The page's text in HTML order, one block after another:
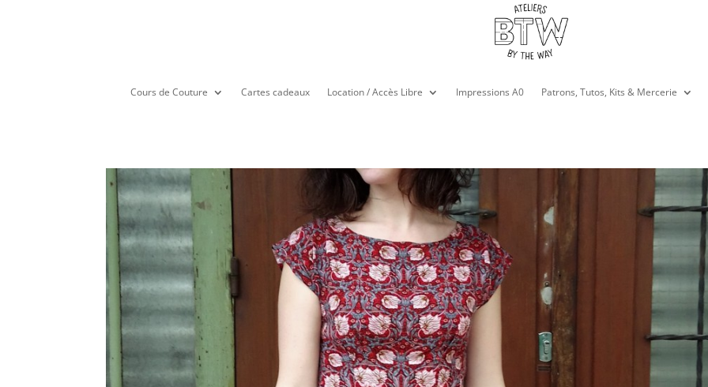
Cours de Couture Cartes cadeaux Location / Accès Libre Impressions A0 Patrons, Tutos, Kits & Mercerie